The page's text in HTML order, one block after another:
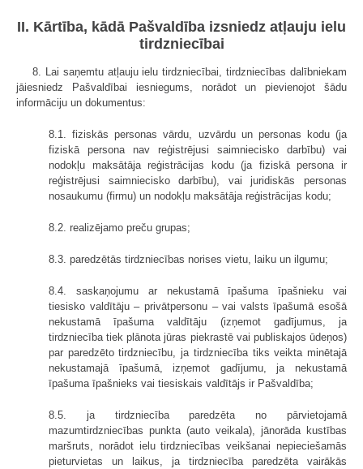
II. Kārtība, kādā Pašvaldība izsniedz atļauju ielu
tirdzniecībai
8. Lai saņemtu atļauju ielu tirdzniecībai, tirdzniecības dalībniekam
jāiesniedz Pašvaldībai iesniegums, norādot un pievienojot šādu
informāciju un dokumentus:
8.1. fiziskās personas vārdu, uzvārdu un personas kodu (ja
fiziskā persona nav reģistrējusi saimniecisko darbību) vai
nodokļu maksātāja reģistrācijas kodu (ja fiziskā persona ir
reģistrējusi saimniecisko darbību), vai juridiskās personas
nosaukumu (firmu) un nodokļu maksātāja reģistrācijas kodu;
8.2. realizējamo preču grupas;
8.3. paredzētās tirdzniecības norises vietu, laiku un ilgumu;
8.4. saskaņojumu ar nekustamā īpašuma īpašnieku vai
tiesisko valdītāju – privātpersonu – vai valsts īpašumā esošā
nekustamā īpašuma valdītāju (izņemot gadījumus, ja
tirdzniecība tiek plānota jūras piekrastē vai publiskajos ūdeņos)
par paredzēto tirdzniecību, ja tirdzniecība tiks veikta minētajā
nekustamajā īpašumā, izņemot gadījumu, ja nekustamā
īpašuma īpašnieks vai tiesiskais valdītājs ir Pašvaldība;
8.5. ja tirdzniecība paredzēta no pārvietojamā
mazumtirdzniecības punkta (auto veikala), jānorāda kustības
maršruts, norādot ielu tirdzniecības veikšanai nepieciešamās
pieturvietas un laikus, ja tirdzniecība paredzēta vairākās